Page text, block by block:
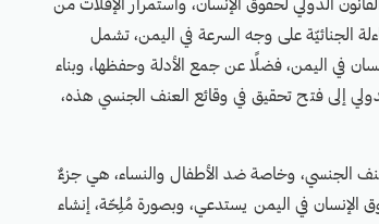
الدولي لحقوق الإنسان، واستمرار الإفلات من
الجنائيّة على وجه السرعة في اليمن، تشمل
في اليمن، فضلًا عن جمع الأدلة وحفظها، وبناء
إلى فتح تحقيق في وقائع العنف الجنسي هذه،
الجنسي، وخاصة ضد الأطفال والنساء، هي جزءٌ
الإنسان في اليمن يستدعي، وبصورة مُلِحّة، إنشاء